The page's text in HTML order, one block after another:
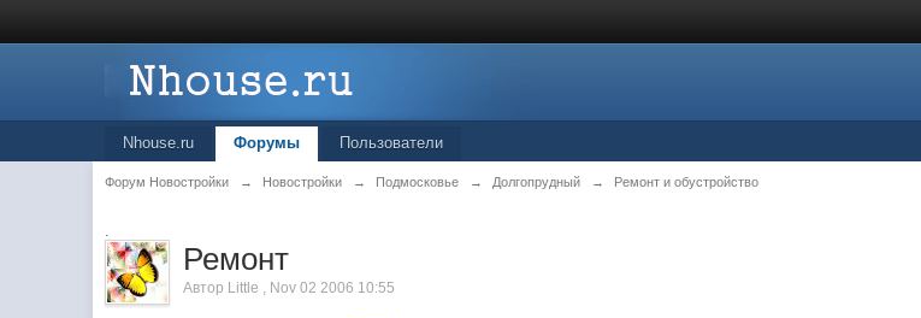
Nhouse.ru Форумы Пользователи
Форум Новостройки → Новостройки → Подмосковье → Долгопрудный → Ремонт и обустройство
.
Ремонт
Автор Little , Nov 02 2006 10:55